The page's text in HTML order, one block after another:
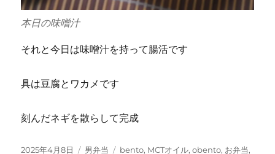
本日の味噌汁
それと今日は味噌汁を持って腸活です
具は豆腐とワカメです
刻んだネギを散らして完成
投
2025年4月8日
カ
男弁当
タ
bento, MCTオイル,obento, お弁当,